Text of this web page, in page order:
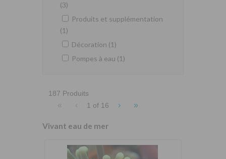
(3)
Produits et supplémentation
(1)
Décoration (1)
Pompes à eau (1)
187 Produits
« ‹ 1 of 16 › »
Vivant eau de mer